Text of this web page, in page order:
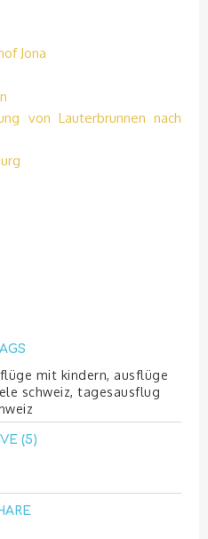
Jona
von Lauterbrunnen nach
mit kindern, ausflüge
schweiz, tagesausflug
(5)